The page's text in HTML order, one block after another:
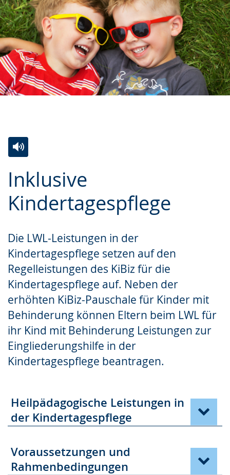
Inklusive
Kindertagespflege
Die LWL-Leistungen in der
Kindertagespflege setzen auf den
Regelleistungen des KiBiz für die
Kindertagespflege auf. Neben der
erhöhten KiBiz-Pauschale für Kinder mit
Behinderung können Eltern beim LWL für
ihr Kind mit Behinderung Leistungen zur
Eingliederungshilfe in der
Kindertagespflege beantragen.
Leichten
Sprache
wechseln.
Audio-
Unterstützung.
Video
in
Deutscher
wird
angezeigt.
Heilpädagogische Leistungen in
der Kindertagespflege
Voraussetzungen und
Rahmenbedingungen